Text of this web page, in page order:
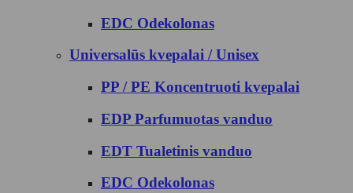
EDC Odekolonas
Universalūs kvepalai / Unisex
PP / PE Koncentruoti kvepalai
EDP Parfumuotas vanduo
EDT Tualetinis vanduo
EDC Odekolonas